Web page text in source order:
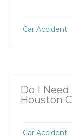
Car Accident
Do I
Houston
Car Accident